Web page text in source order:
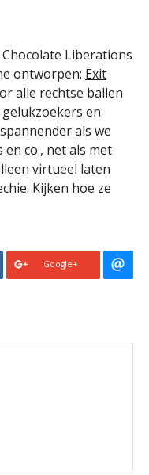
Liberations
ontworpen: Exit
alle rechtse ballen
en
als we
en co., net als met
virtueel laten
Kijken hoe ze
Google+